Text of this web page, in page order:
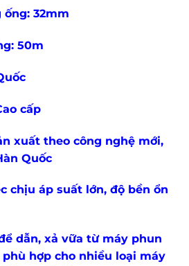
32mm
50m
cấp
xuất theo công nghệ mới,
Quốc
chịu áp suất lớn, độ bền ổn
dẫn, xả vữa từ máy phun
hợp cho nhiều loại máy